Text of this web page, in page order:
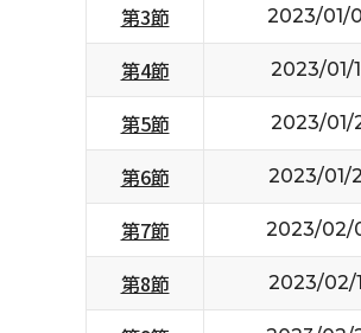
第3節 2023/01/
第4節 2023/01/
第5節 2023/01/
第6節 2023/01/
第7節 2023/02/
第8節 2023/02/